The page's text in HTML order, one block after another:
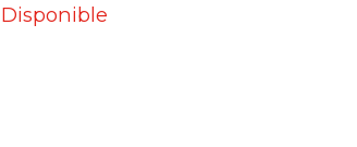
Disponible